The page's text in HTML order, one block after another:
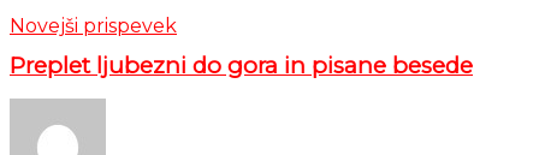
Novejši prispevek
Preplet ljubezni do gora in pisane besede